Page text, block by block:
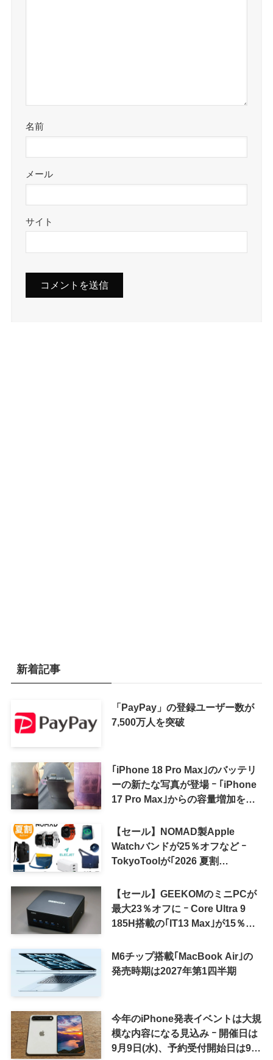
名前
メール
サイト
新着記事
「PayPay」の登録ユーザー数が
7,500万人を突破
｢iPhone 18 Pro Max｣のバッテリ
ーの新たな写真が登場 ｰ ｢iPhone
17 Pro Max｣からの容量増加を確
【セール】NOMAD製Apple
Watchバンドが25％オフなど ｰ
TokyoToolが｢2026 夏割
【セール】GEEKOMのミニPCが
最大23％オフに ｰ Core Ultra 9
185H搭載の｢IT13 Max｣が15％オ
M6チップ搭載｢MacBook Air｣の
発売時期は2027年第1四半期
今年のiPhone発表イベントは大規
模な内容になる見込み ｰ 開催日は
9月9日(水)、予約受付開始日は9月